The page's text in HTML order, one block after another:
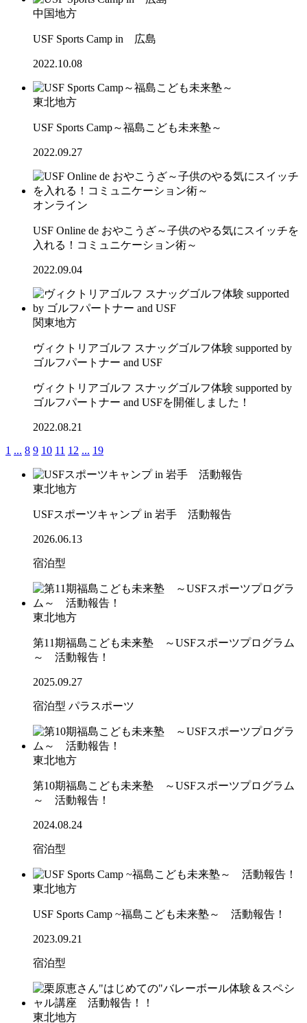
中国地方
USF Sports Camp in 広島
2022.10.08
東北地方
USF Sports Camp～福島こども未来塾～
2022.09.27
オンライン
USF Online de おやこうざ～子供のやる気にスイッチを
入れる！コミュニケーション術～
2022.09.04
関東地方
ヴィクトリアゴルフ スナッグゴルフ体験 supported by
ゴルフパートナー and USF
ヴィクトリアゴルフ スナッグゴルフ体験 supported by
ゴルフパートナー and USFを開催しました！
2022.08.21
1 ... 8 9 10 11 12 ... 19
東北地方
USFスポーツキャンプ in 岩手 活動報告
2026.06.13
宿泊型
東北地方
第11期福島こども未来塾 ～USFスポーツプログラム
～ 活動報告！
2025.09.27
宿泊型 パラスポーツ
東北地方
第10期福島こども未来塾 ～USFスポーツプログラム
～ 活動報告！
2024.08.24
宿泊型
東北地方
USF Sports Camp ~福島こども未来塾～ 活動報告！
2023.09.21
宿泊型
東北地方